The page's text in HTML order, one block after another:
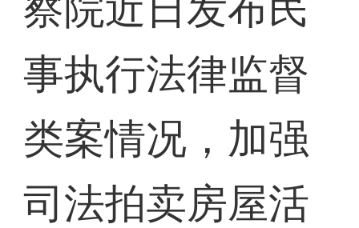
察院近日发布民
事执行法律监督
类案情况，加强
司法拍卖房屋活